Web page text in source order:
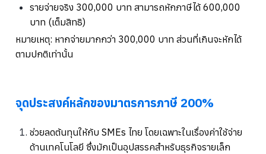
รายจ่ายจริง 300,000 บาท สามารถหักภาษีได้ 600,000
บาท (เต็มสิทธิ)
หมายเหตุ: หากจ่ายมากกว่า 300,000 บาท ส่วนที่เกินจะหักได้
ตามปกติเท่านั้น
จุดประสงค์หลักของมาตรการภาษี 200%
ช่วยลดต้นทุนให้กับ SMEs ไทย โดยเฉพาะในเรื่องค่าใช้จ่าย
ด้านเทคโนโลยี ซึ่งมักเป็นอุปสรรคสำหรับธุรกิจรายเล็ก